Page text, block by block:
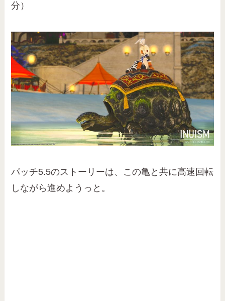
分）
パッチ5.5のストーリーは、この亀と共に高速回転
しながら進めようっと。